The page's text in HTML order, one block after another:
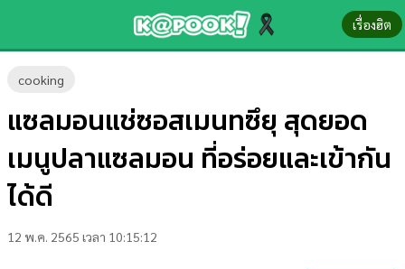
เรื่องฮิต
cooking
แซลมอนแช่ซอสเมนทซึยุ สุดยอด
เมนูปลาแซลมอน ที่อร่อยและเข้ากัน
ได้ดี
12 พ.ค. 2565 เวลา 10:15:12
ข่าว-
ความ
รู้
ข่าว
บันเทิง